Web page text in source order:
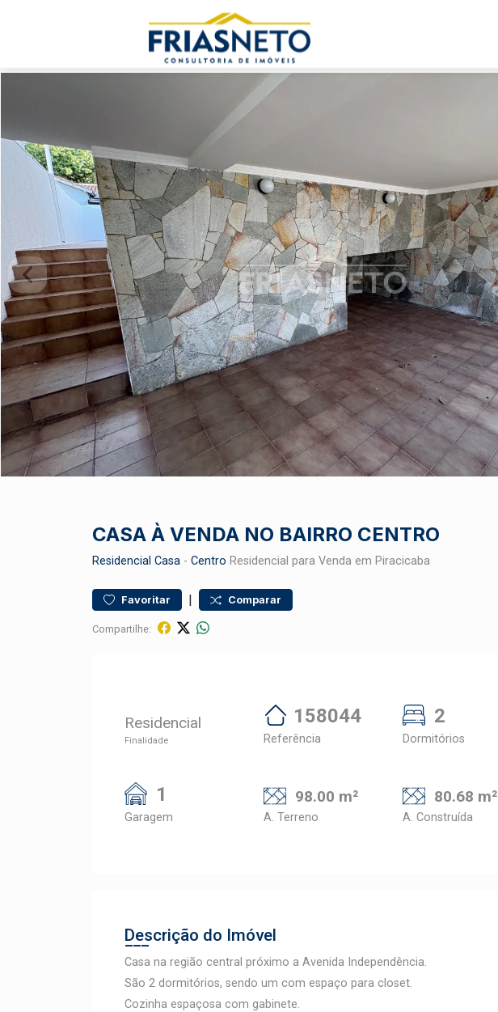
CASA À VENDA NO BAIRRO CENTRO
Residencial Casa - Centro Residencial para Venda em Piracicaba
Favoritar | Comparar
Compartilhe:
Residencial
Finalidade
158044
Referência
2
Dormitórios
1
Garagem
98.00 m²
A. Terreno
80.68 m²
A. Construída
Descrição do Imóvel
Casa na região central próximo a Avenida Independência.
São 2 dormitórios, sendo um com espaço para closet.
Cozinha espaçosa com gabinete.